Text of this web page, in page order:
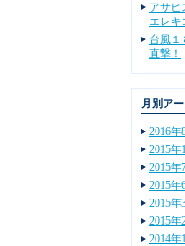
アサヒ
エレキ
台風１
直撃！
月別ア
2016年
2015年
2015年
2015年
2015年
2015年
2014年